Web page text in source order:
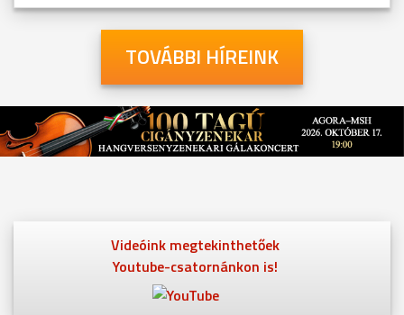
TOVÁBBI HÍREINK
Videóink megtekinthetőek
Youtube-csatornánkon is!